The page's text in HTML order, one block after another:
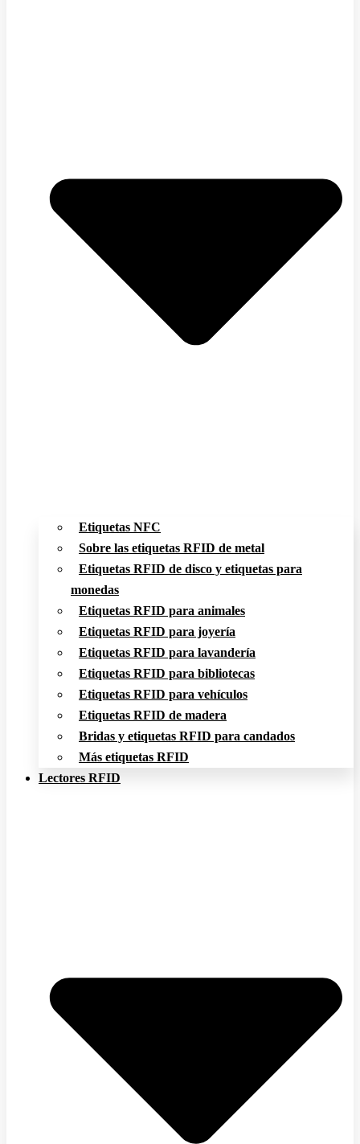
Etiquetas NFC
Sobre las etiquetas RFID de metal
Etiquetas RFID de disco y etiquetas para
monedas
Etiquetas RFID para animales
Etiquetas RFID para joyería
Etiquetas RFID para lavandería
Etiquetas RFID para bibliotecas
Etiquetas RFID para vehículos
Etiquetas RFID de madera
Bridas y etiquetas RFID para candados
Más etiquetas RFID
Lectores RFID